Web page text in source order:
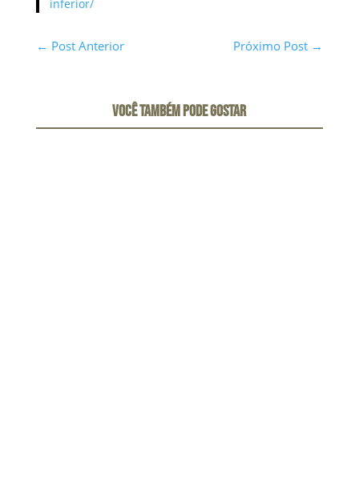
inferior/
← Post Anterior Próximo Post →
VOCÊ TAMBÉM PODE GOSTAR